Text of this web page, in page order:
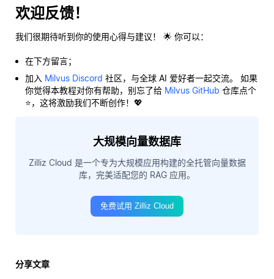
欢迎反馈！
我们很期待听到你的使用心得与建议！ 🌟 你可以：
在下方留言；
加入 Milvus Discord 社区，与全球 AI 爱好者一起交流。 如果
你觉得本教程对你有帮助，别忘了给 Milvus GitHub 仓库点个
⭐，这将激励我们不断创作！💖
大规模向量数据库
Zilliz Cloud 是一个专为大规模应用构建的全托管向量数据
库，完美适配您的 RAG 应用。
免费试用 Zilliz Cloud
分享文章